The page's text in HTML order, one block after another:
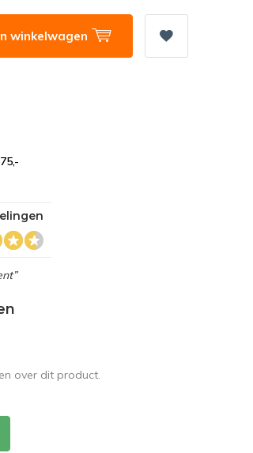
winkelwagen
over dit product.